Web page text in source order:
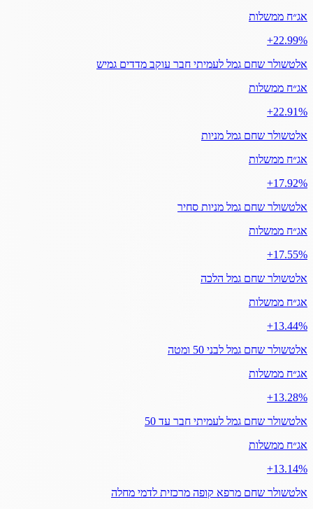
אג״ח ממשלות
‎+22.99%
אלטשולר שחם גמל לעמיתי חבר עוקב מדדים גמיש
אג״ח ממשלות
‎+22.91%
אלטשולר שחם גמל מניות
אג״ח ממשלות
‎+17.92%
אלטשולר שחם גמל מניות סחיר
אג״ח ממשלות
‎+17.55%
אלטשולר שחם גמל הלכה
אג״ח ממשלות
‎+13.44%
אלטשולר שחם גמל לבני 50 ומטה
אג״ח ממשלות
‎+13.28%
אלטשולר שחם גמל לעמיתי חבר עד 50
אג״ח ממשלות
‎+13.14%
אלטשולר שחם מרפא קופה מרכזית לדמי מחלה